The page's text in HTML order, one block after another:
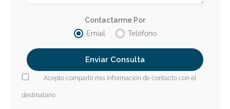
Contactarme Por
Email
Teléfono
Acepto compartir mis información de contacto con el
destinatario.